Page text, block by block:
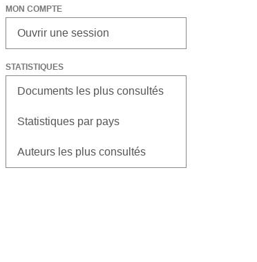
MON COMPTE
Ouvrir une session
STATISTIQUES
Documents les plus consultés
Statistiques par pays
Auteurs les plus consultés